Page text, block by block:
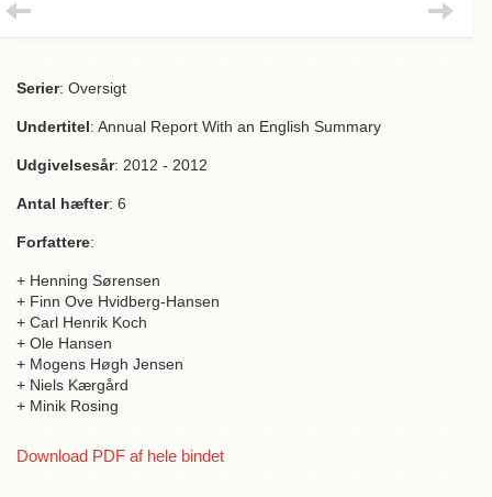
Serier: Oversigt
Undertitel: Annual Report With an English Summary
Udgivelsesår: 2012 - 2012
Antal hæfter: 6
Forfattere:
+ Henning Sørensen
+ Finn Ove Hvidberg-Hansen
+ Carl Henrik Koch
+ Ole Hansen
+ Mogens Høgh Jensen
+ Niels Kærgård
+ Minik Rosing
Download PDF af hele bindet